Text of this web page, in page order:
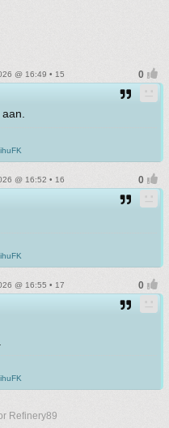
@ 16:49 • 15
@ 16:52 • 16
@ 16:55 • 17
Refinery89